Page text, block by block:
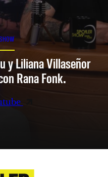
y Liliana Villaseñor
Rana Fonk.